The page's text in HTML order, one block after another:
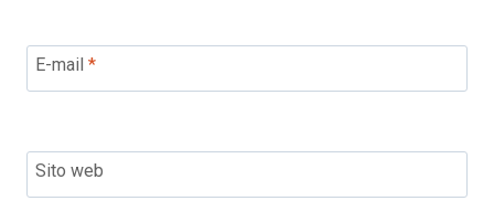
E-mail *
Sito web